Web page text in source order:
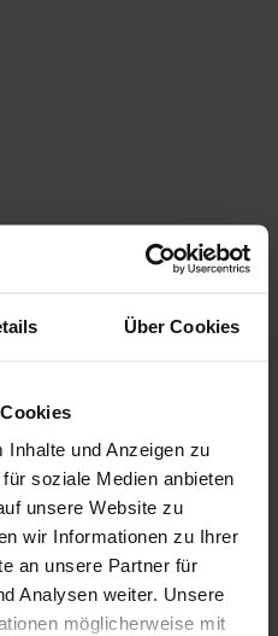
Über Cookies
und Anzeigen zu
soziale Medien anbieten
unsere Website zu
wir Informationen zu Ihrer
an unsere Partner für
Analysen weiter. Unsere
möglicherweise mit